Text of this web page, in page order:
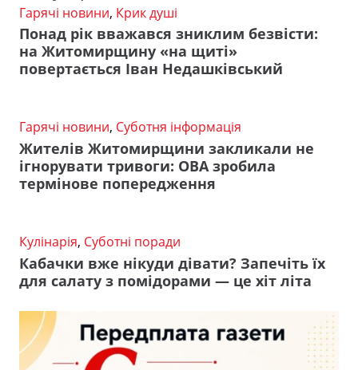
Гарячі новини, Крик душі
Понад рік вважався зниклим безвісти:
на Житомирщину «на щиті»
повертається Іван Недашківський
Гарячі новини, Суботня інформація
Жителів Житомирщини закликали не
ігнорувати тривоги: ОВА зробила
термінове попередження
Кулінарія, Суботні поради
Кабачки вже нікуди дівати? Запечіть їх
для салату з помідорами — це хіт літа